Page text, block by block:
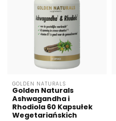
GOLDEN NATURALS
Golden Naturals
Ashwagandha i
Rhodiola 60 Kapsułek
Wegetariańskich